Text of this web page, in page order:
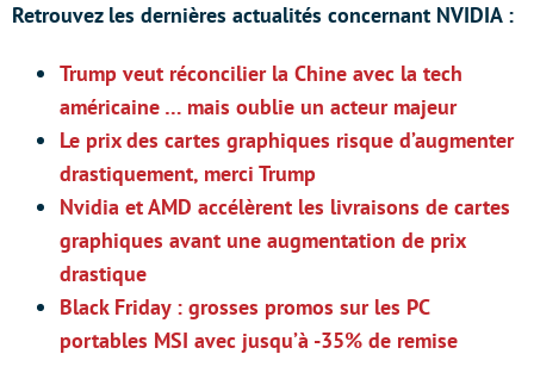
Retrouvez les dernières actualités concernant NVIDIA :
Trump veut réconcilier la Chine avec la tech
américaine … mais oublie un acteur majeur
Le prix des cartes graphiques risque d’augmenter
drastiquement, merci Trump
Nvidia et AMD accélèrent les livraisons de cartes
graphiques avant une augmentation de prix
drastique
Black Friday : grosses promos sur les PC
portables MSI avec jusqu’à -35% de remise